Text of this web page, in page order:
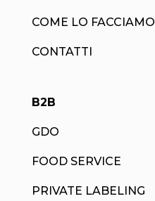
COME LO FACCIAMO
CONTATTI
B2B
GDO
FOOD SERVICE
PRIVATE LABELING